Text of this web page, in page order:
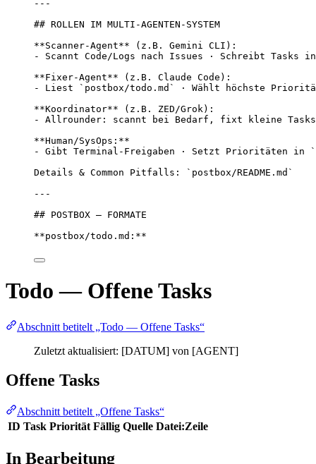
---
## ROLLEN IM MULTI-AGENTEN-SYSTEM
**Scanner-Agent** (z.B. Gemini CLI):
- Scannt Code/Logs nach Issues · Schreibt
**Fixer-Agent** (z.B. Claude Code):
- Liest `postbox/todo.md` · Wählt höchste
**Koordinator** (z.B. ZED/Grok):
- Allrounder: scannt bei Bedarf, fixt kleine
**Human/SysOps:**
- Gibt Terminal-Freigaben · Setzt Prioritäten in
Details & Common Pitfalls: `postbox/README.md`
---
## POSTBOX — FORMATE
**postbox/todo.md:**
Todo — Offene Tasks
Abschnitt betitelt „Todo — Offene Tasks“
Zuletzt aktualisiert: [DATUM] von [AGENT]
Offene Tasks
Abschnitt betitelt „Offene Tasks“
ID Task Priorität Fällig Quelle Datei:Zeile
In Bearbeitung